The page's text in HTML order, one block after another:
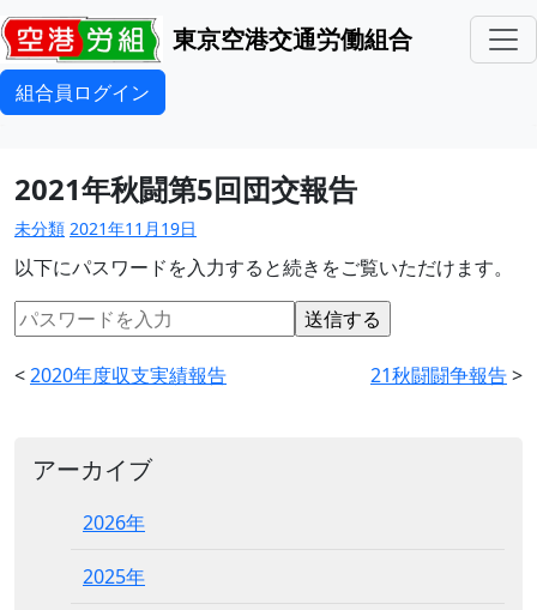
東京空港交通労働組合
組合員ログイン
アーカイブ
2026年
2025年
2021年秋闘第5回団交報告
未分類 2021年11月19日
以下にパスワードを入力すると続きをご覧いただけます。
<2020年度収支実績報告 21秋闘闘争報告>